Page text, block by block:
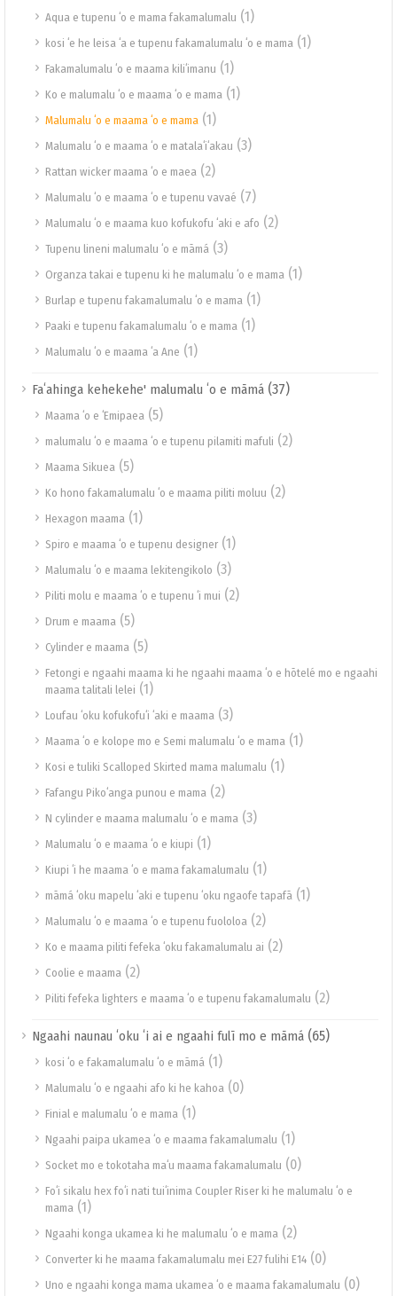
Aqua e tupenu ʻo e mama fakamalumalu (1)
kosi ʻe he leisa ʻa e tupenu fakamalumalu ʻo e mama (1)
Fakamalumalu ʻo e maama kiliʻimanu (1)
Ko e malumalu ʻo e maama ʻo e mama (1)
Malumalu ʻo e maama ʻo e mama (1)
Malumalu ʻo e maama ʻo e matalaʻiʻakau (3)
Rattan wicker maama ʻo e maea (2)
Malumalu ʻo e maama ʻo e tupenu vavaé (7)
Malumalu ʻo e maama kuo kofukofu ʻaki e afo (2)
Tupenu lineni malumalu ʻo e māmá (3)
Organza takai e tupenu ki he malumalu ʻo e mama (1)
Burlap e tupenu fakamalumalu ʻo e mama (1)
Paaki e tupenu fakamalumalu ʻo e mama (1)
Malumalu ʻo e maama ʻa Ane (1)
Faʻahinga kehekehe' malumalu ʻo e māmá (37)
Maama ʻo e ʻEmipaea (5)
malumalu ʻo e maama ʻo e tupenu pilamiti mafuli (2)
Maama Sikuea (5)
Ko hono fakamalumalu ʻo e maama piliti moluu (2)
Hexagon maama (1)
Spiro e maama ʻo e tupenu designer (1)
Malumalu ʻo e maama lekitengikolo (3)
Piliti molu e maama ʻo e tupenu ʻi mui (2)
Drum e maama (5)
Cylinder e maama (5)
Fetongi e ngaahi maama ki he ngaahi maama ʻo e hōtelé mo e ngaahi
maama talitali lelei (1)
Loufau ʻoku kofukofuʻi ʻaki e maama (3)
Maama ʻo e kolope mo e Semi malumalu ʻo e mama (1)
Kosi e tuliki Scalloped Skirted mama malumalu (1)
Fafangu Pikoʻanga punou e mama (2)
N cylinder e maama malumalu ʻo e mama (3)
Malumalu ʻo e maama ʻo e kiupi (1)
Kiupi ʻi he maama ʻo e mama fakamalumalu (1)
māmá ʻoku mapelu ʻaki e tupenu ʻoku ngaofe tapafā (1)
Malumalu ʻo e maama ʻo e tupenu fuololoa (2)
Ko e maama piliti fefeka ʻoku fakamalumalu ai (2)
Coolie e maama (2)
Piliti fefeka lighters e maama ʻo e tupenu fakamalumalu (2)
Ngaahi naunau ʻoku ʻi ai e ngaahi fulī mo e māmá (65)
kosi ʻo e fakamalumalu ʻo e māmá (1)
Malumalu ʻo e ngaahi afo ki he kahoa (0)
Finial e malumalu ʻo e mama (1)
Ngaahi paipa ukamea ʻo e maama fakamalumalu (1)
Socket mo e tokotaha maʻu maama fakamalumalu (0)
Foʻi sikalu hex foʻi nati tuiʻinima Coupler Riser ki he malumalu ʻo e
mama (1)
Ngaahi konga ukamea ki he malumalu ʻo e mama (2)
Converter ki he maama fakamalumalu mei E27 fulihi E14 (0)
Uno e ngaahi konga mama ukamea ʻo e maama fakamalumalu (0)